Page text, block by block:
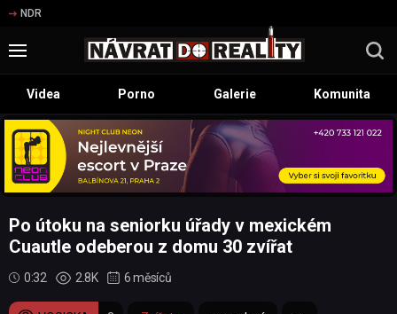
NDR
Videa Porno Galerie Komunita
Po útoku na seniorku úřady v mexickém
Cuautle odeberou z domu 30 zvířat
0:32 2.8K 6 měsíců